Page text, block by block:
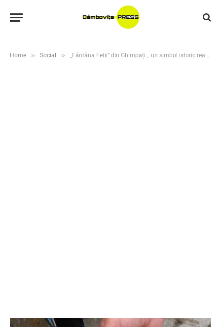
Home » Social » „Fântâna Fetii” din Ghimpați , un simbol istoric readus la viață